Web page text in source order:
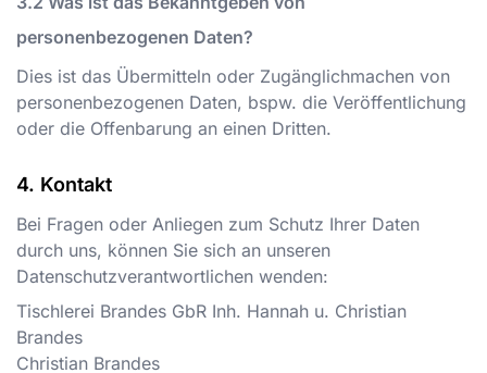
personenbezogenen Daten?
Dies ist das Übermitteln oder Zugänglichmachen von
personenbezogenen Daten, bspw. die Veröffentlichung
oder die Offenbarung an einen Dritten.
Kontakt
Bei Fragen oder Anliegen zum Schutz Ihrer Daten
durch uns, können Sie sich an unseren
Datenschutzverantwortlichen wenden:
Tischlerei Brandes GbR Inh. Hannah u. Christian
Brandes
Christian Brandes